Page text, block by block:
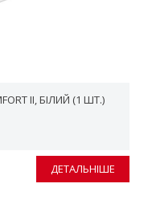
II, БІЛИЙ (1 ШТ.)
ДЕТАЛЬНІШЕ